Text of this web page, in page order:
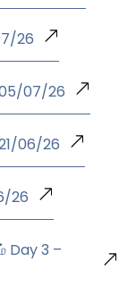
26
07/26
06/26
26
Day 3 –